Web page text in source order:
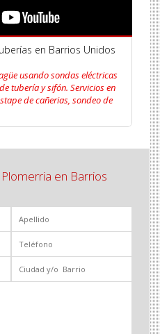
en Barrios Unidos
usando sondas eléctricas
tubería y sifón. Servicios en
de cañerias, sondeo de
en Barrios